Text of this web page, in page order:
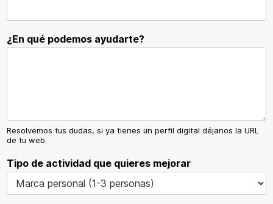
¿En qué podemos ayudarte?
Resolvemos tus dudas, si ya tienes un perfil digital déjanos la URL
de tu web.
Tipo de actividad que quieres mejorar